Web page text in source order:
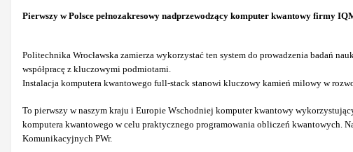
Pierwszy w Polsce pełnozakresowy nadprzewodzący komputer kwantowy firmy
Politechnika Wrocławska zamierza wykorzystać ten system do prowadzenia badań
współpracę z kluczowymi podmiotami.
Instalacja komputera kwantowego full-stack stanowi kluczowy kamień milowy w
To pierwszy w naszym kraju i Europie Wschodniej komputer kwantowy
komputera kwantowego w celu praktycznego programowania obliczeń kwantowych.
Komunikacyjnych PWr.